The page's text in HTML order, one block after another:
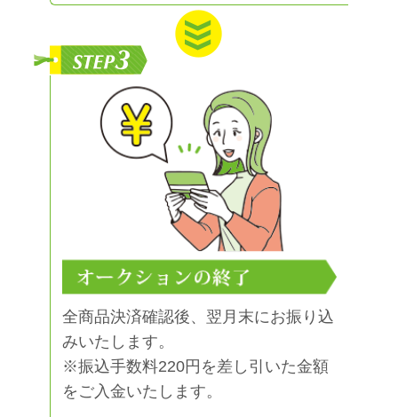
全商品決済確認後、翌月末にお振り込
みいたします。
※振込手数料220円を差し引いた金額
をご入金いたします。